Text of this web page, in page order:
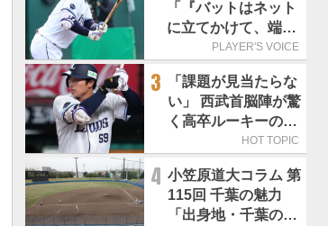
「『バットはネット
に立てかけて、端に
置くんだぞ』と栗山
だきました」／憧れ
の人からの金言
PLAYER'S VOICE
3
「課題が見当たらな
い」 西武首脳陣が驚
く高卒ルーキーの高
HOT TOPIC
4 小笠原道大コラム 第
115回 千葉の魅力
「出身地・千葉の話